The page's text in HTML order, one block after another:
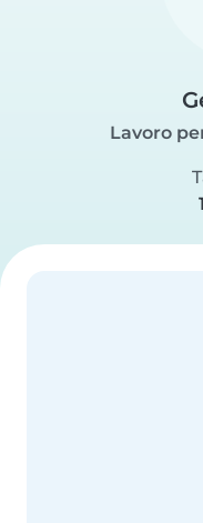
Lavoro